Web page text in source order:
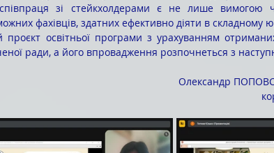
зі стейкхолдерами є не лише вимогою
фахівців, здатних ефективно діяти в
ради, а його впровадження розпочнеться з
Олександр